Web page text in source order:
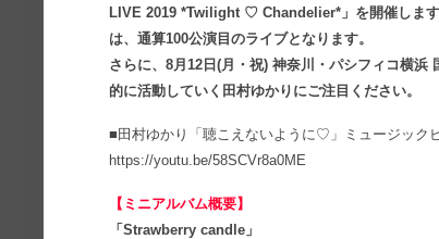
LIVE 2019 *Twilight ♡ Chandelier*」を開催しま
は、通算100公演目のライブとなります。
さらに、8月12日(月・祝) 神奈川・パシフィコ横
的に活動していく田村ゆかりにご注目ください。
■田村ゆかり「聴こえないように♡」ミュージック
https://youtu.be/58SCVr8a0ME
【ミニアルバム概要】
「Strawberry candle」